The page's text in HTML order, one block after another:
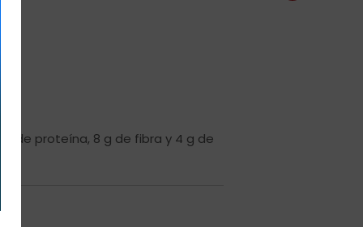
de proteína, 8 g de fibra y 4 g de